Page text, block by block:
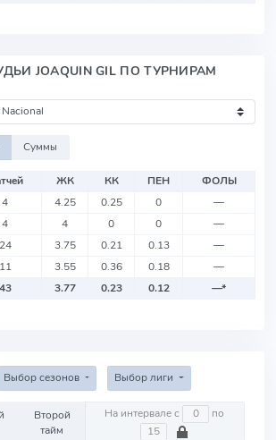
JOAQUIN GIL ПО ТУРНИРАМ
Суммы
ЖК КК ПЕН
ФОЛЫ
4 4.25 0.25 0
—
4 4 0 0
—
24 3.75 0.21 0.13
—
11 3.55 0.36 0.18
—
43 3.77 0.23 0.12 —*
Выбор сезонов Выбор лиги
Второй
тайм
На интервале с по